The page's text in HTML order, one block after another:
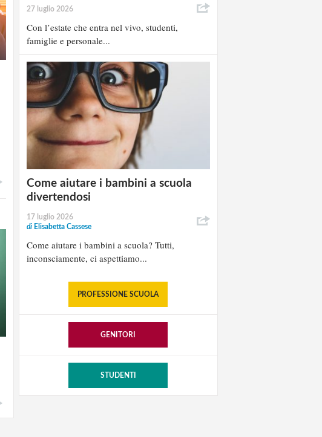
27 luglio 2026
Con l’estate che entra nel vivo, studenti,
famiglie e personale...
Come aiutare i bambini a scuola
divertendosi
17 luglio 2026
di Elisabetta Cassese
Come aiutare i bambini a scuola? Tutti,
inconsciamente, ci aspettiamo...
PROFESSIONE SCUOLA
GENITORI
STUDENTI